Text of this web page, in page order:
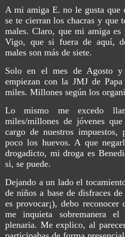
A mi amiga E. no le gusta que
se te cierran los chacras y que
males. Claro, que mi amiga es
Vigo, que si fuera de aquí,
males son más de siete.
Solo en el mes de Agosto y
empiezan con la JMJ de
miles. Millones según los
Lo mismo me excedo
miles/millones de jóvenes
cargo de nuestros
poco los huevos. A que
drogadicto, mi droga es
si, se puede.
Dejando a un lado el
de niños a base de disfraces
es provocar¡), debo
me inquieta sobremanera
plenaria. Me explico, al